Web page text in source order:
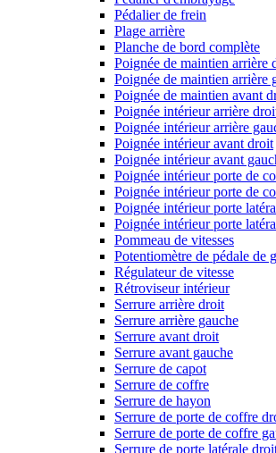
Pédalier de frein
Plage arrière
Planche de bord complète
Poignée de maintien arrière
Poignée de maintien arrière
Poignée de maintien avant
Poignée intérieur arrière
Poignée intérieur arrière
Poignée intérieur avant droit
Poignée intérieur avant
Poignée intérieur porte de
Poignée intérieur porte de
Poignée intérieur porte
Poignée intérieur porte
Pommeau de vitesses
Potentiomètre de pédale de
Régulateur de vitesse
Rétroviseur intérieur
Serrure arrière droit
Serrure arrière gauche
Serrure avant droit
Serrure avant gauche
Serrure de capot
Serrure de coffre
Serrure de hayon
Serrure de porte de coffre
Serrure de porte de coffre
Serrure de porte latérale